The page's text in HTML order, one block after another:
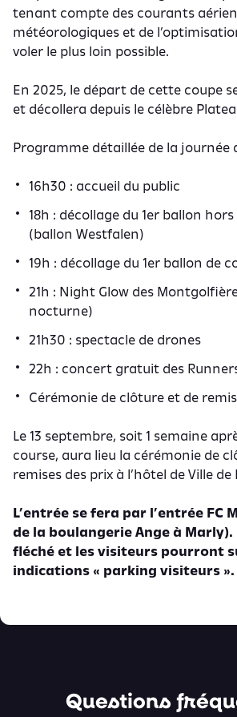
tenant compte des courants
météorologiques et de
voler le plus loin possible.
En 2025, le départ de cette coupe
et décollera depuis le célèbre
Programme détaillée de la journée
16h30 : accueil du public
18h : décollage du 1er ballon
(ballon Westfalen)
19h : décollage du 1er ballon de
21h : Night Glow des
nocturne)
21h30 : spectacle de drones
22h : concert gratuit des
Cérémonie de clôture et de
Le 13 septembre, soit 1 semaine
course, aura lieu la cérémonie de
remises des prix à l’hôtel de Ville de
L’entrée se fera par l’entrée FC
de la boulangerie Ange à Marly).
fléché et les visiteurs pourront
indications « parking visiteurs ».
Questions